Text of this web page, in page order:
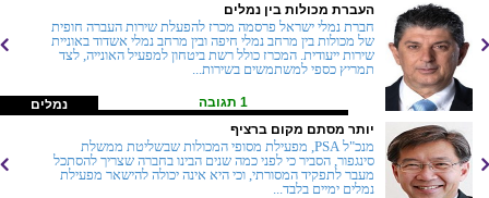
נמלים
העברת מכולות בין נמלים
חברת נמלי ישראל פרסמה מכרז להפעלת שירות העברה חופית
של מכולות בין מרחב נמלי חיפה ובין מרחב נמלי אשדוד באוניית
שירות ייעודית. המכרז כולל רשת ביטחון למפעיל האונייה, לצד
תמריץ כספי למשתמשים בשירות...
1 תגובה
יותר מסתם מקום ברציף
מנכ"ל PSA, מפעילת מסופי המכולות שבשליטת ממשלת
סינגפור, הסביר כי לפני כמה שנים הבינו בחברה שצריך להסתכל
מעבר לתפקיד המסורתי, וכי היא אינה יכולה להישאר מפעילת
נמלים ימיים בלבד...